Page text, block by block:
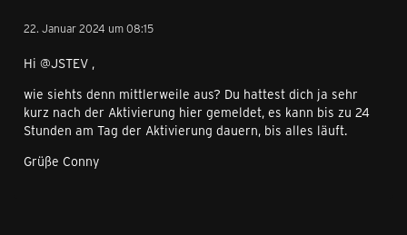
22. Januar 2024 um 08:15
Hi @JSTEV ,
wie siehts denn mittlerweile aus? Du hattest dich ja sehr
kurz nach der Aktivierung hier gemeldet, es kann bis zu 24
Stunden am Tag der Aktivierung dauern, bis alles läuft.
Grüße Conny